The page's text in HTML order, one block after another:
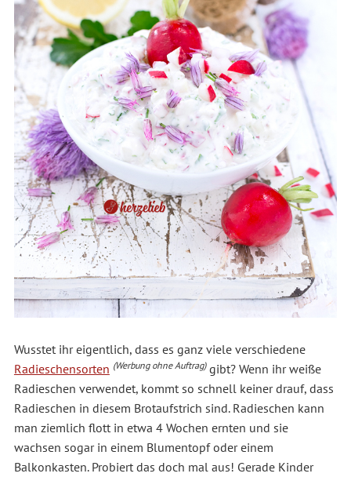
Wusstet ihr eigentlich, dass es ganz viele verschiedene
Radieschensorten (Werbung ohne Auftrag)gibt? Wenn ihr weiße
Radieschen verwendet, kommt so schnell keiner drauf, dass
Radieschen in diesem Brotaufstrich sind. Radieschen kann
man ziemlich flott in etwa 4 Wochen ernten und sie
wachsen sogar in einem Blumentopf oder einem
Balkonkasten. Probiert das doch mal aus! Gerade Kinder